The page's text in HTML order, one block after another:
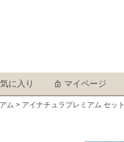
に入り マイページ
ム アイナチュラプレミアム セット